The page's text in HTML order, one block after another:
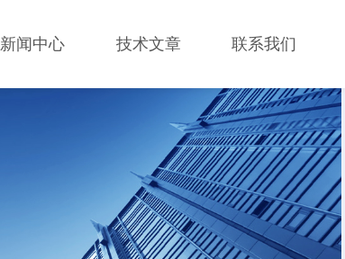
新闻中心 技术文章 联系我们